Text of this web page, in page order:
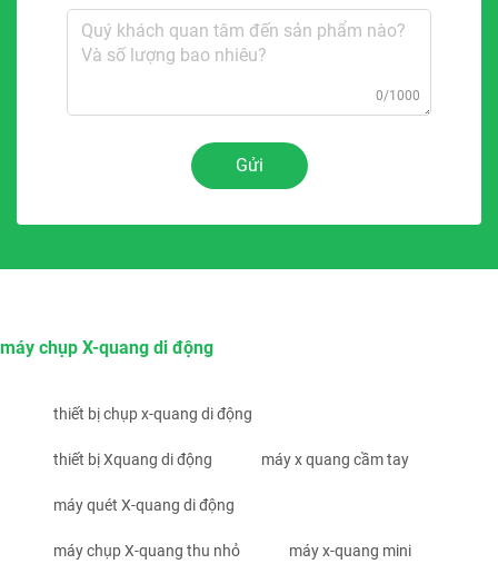
0/1000
Gửi
máy chụp X-quang di động
thiết bị chụp x-quang di động
thiết bị Xquang di động máy x quang cầm tay
máy quét X-quang di động
máy chụp X-quang thu nhỏ máy x-quang mini